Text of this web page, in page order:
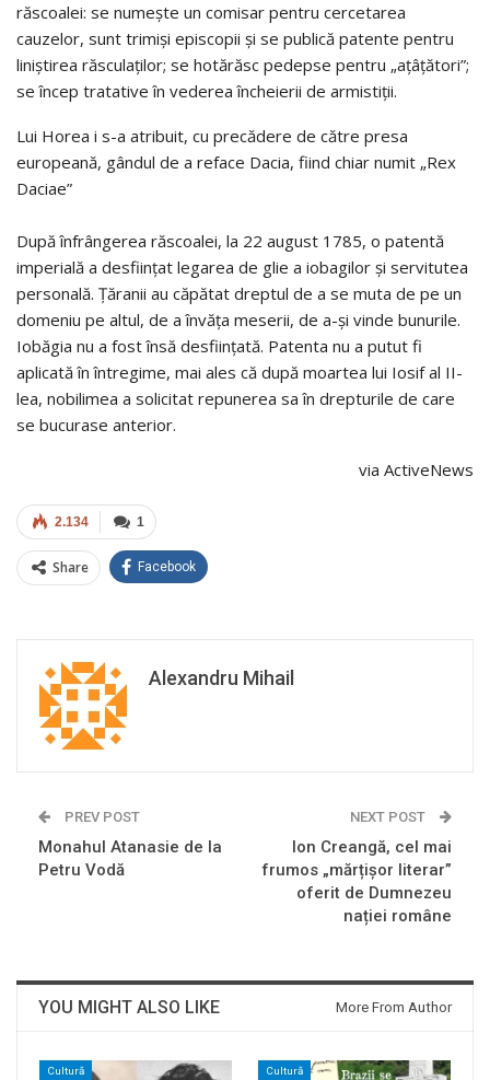
răscoalei: se numește un comisar pentru cercetarea
cauzelor, sunt trimiși episcopii și se publică patente pentru
liniștirea răsculaților; se hotărăsc pedepse pentru „ațâțători”;
se încep tratative în vederea încheierii de armistiții.
Lui Horea i s-a atribuit, cu precădere de către presa
europeană, gândul de a reface Dacia, fiind chiar numit „Rex
Daciae”
După înfrângerea răscoalei, la 22 august 1785, o patentă
imperială a desființat legarea de glie a iobagilor și servitutea
personală. Țăranii au căpătat dreptul de a se muta de pe un
domeniu pe altul, de a învăța meserii, de a-și vinde bunurile.
Iobăgia nu a fost însă desființată. Patenta nu a putut fi
aplicată în întregime, mai ales că după moartea lui Iosif al II-
lea, nobilimea a solicitat repunerea sa în drepturile de care
se bucurase anterior.
via ActiveNews
1
2.134
Share Facebook
Alexandru Mihail
PREV POST
Monahul Atanasie de la
Petru Vodă
NEXT POST
Ion Creangă, cel mai
frumos „mărțișor literar”
oferit de Dumnezeu
nației române
YOU MIGHT ALSO LIKE More From Author
Cultură Cultură